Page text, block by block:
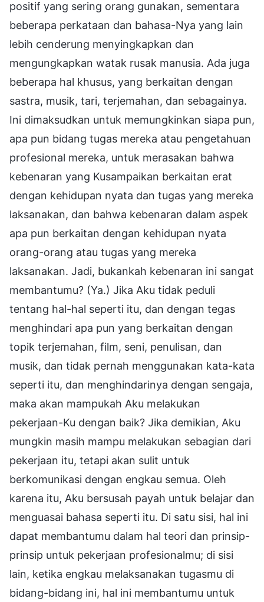
positif yang sering orang gunakan, sementara
beberapa perkataan dan bahasa-Nya yang lain
lebih cenderung menyingkapkan dan
mengungkapkan watak rusak manusia. Ada juga
beberapa hal khusus, yang berkaitan dengan
sastra, musik, tari, terjemahan, dan sebagainya.
Ini dimaksudkan untuk memungkinkan siapa pun,
apa pun bidang tugas mereka atau pengetahuan
profesional mereka, untuk merasakan bahwa
kebenaran yang Kusampaikan berkaitan erat
dengan kehidupan nyata dan tugas yang mereka
laksanakan, dan bahwa kebenaran dalam aspek
apa pun berkaitan dengan kehidupan nyata
orang-orang atau tugas yang mereka
laksanakan. Jadi, bukankah kebenaran ini sangat
membantumu? (Ya.) Jika Aku tidak peduli
tentang hal-hal seperti itu, dan dengan tegas
menghindari apa pun yang berkaitan dengan
topik terjemahan, film, seni, penulisan, dan
musik, dan tidak pernah menggunakan kata-kata
seperti itu, dan menghindarinya dengan sengaja,
maka akan mampukah Aku melakukan
pekerjaan-Ku dengan baik? Jika demikian, Aku
mungkin masih mampu melakukan sebagian dari
pekerjaan itu, tetapi akan sulit untuk
berkomunikasi dengan engkau semua. Oleh
karena itu, Aku bersusah payah untuk belajar dan
menguasai bahasa seperti itu. Di satu sisi, hal ini
dapat membantumu dalam hal teori dan prinsip-
prinsip untuk pekerjaan profesionalmu; di sisi
lain, ketika engkau melaksanakan tugasmu di
bidang-bidang ini, hal ini membantumu untuk